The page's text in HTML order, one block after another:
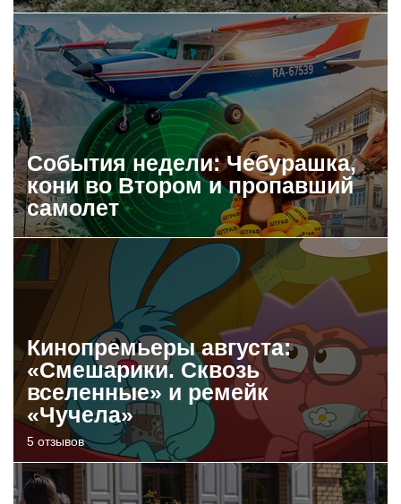
События недели: Чебурашка,
кони во Втором и пропавший
самолет
Кинопремьеры августа:
«Смешарики. Сквозь
вселенные» и ремейк
«Чучела»
5 отзывов